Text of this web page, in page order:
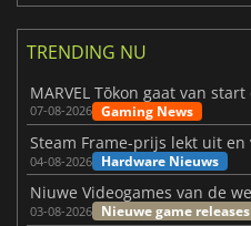
TRENDING NU
07-08-2026 Gaming News
04-08-2026 Hardware Nieuws
03-08-2026 Nieuwe game releases